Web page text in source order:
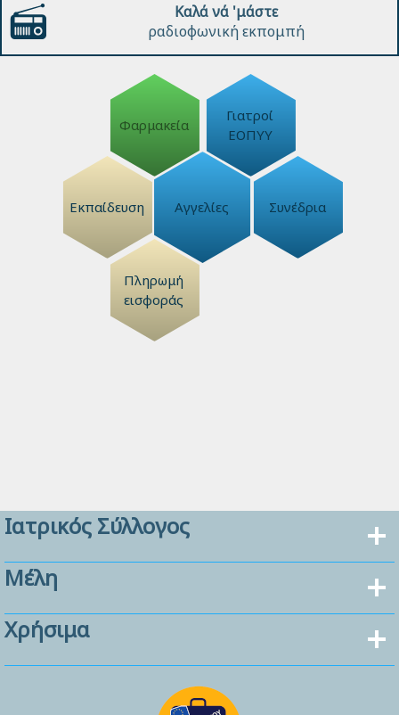
Καλά νά 'μάστε
ραδιοφωνική εκπομπή
Φαρμακεία
Γιατροί
ΕΟΠΥΥ
Εκπαίδευση Αγγελίες Συνέδρια
Πληρωμή
εισφοράς
Ιατρικός Σύλλογος
Μέλη
Χρήσιμα